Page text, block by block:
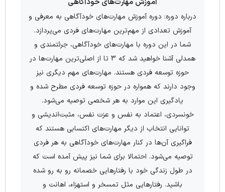
درباره دوره: دوره آموزش مهارت‌های خودآگاهی به معرفی و
آموزش تعدادی از مهم‌ترین مهارت‌های فردی می‌پردازد.
شما در این دوره با مهارت‌های خودآگاهی، جرئتمندی و
همدلی آشنا خواهید شد که 3 تا از اصلی‌ترین مهارت‌ها در
حوزه توسعه فردی هستند. مهارت‌های مهم دیگری نیز
وجود دارند که همواره در حوزه توسعه فردی مطرح شده و
یادگیری این موارد به هر شخصی توصیه می‌شود.
خونسردی، اعتماد به نفس و عزت نفس، مثبت‌اندیشی و
توانایی انتخاب از دیگر مهارت‌های اکتسابی هستند که
فراگیری آن‌ها در کنار مهارت‌های خودآگاهی به هر فردی
توصیه می‌شود. احتمالا برای شما نیز پیش آمده است که
در طول زندگی خود با رفتارهایی خصمانه رو به رو شده
باشید. رفتارهایی مثل تمسخر و استهزاء، اهانت و